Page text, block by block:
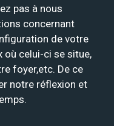
pas à nous
concernant
de votre
où celui-ci se situe,
foyer,etc. De ce
notre réflexion et